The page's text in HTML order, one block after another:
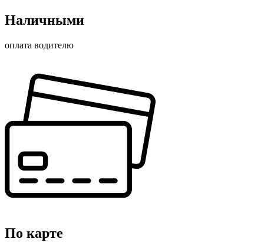
Наличными
оплата водителю
По карте